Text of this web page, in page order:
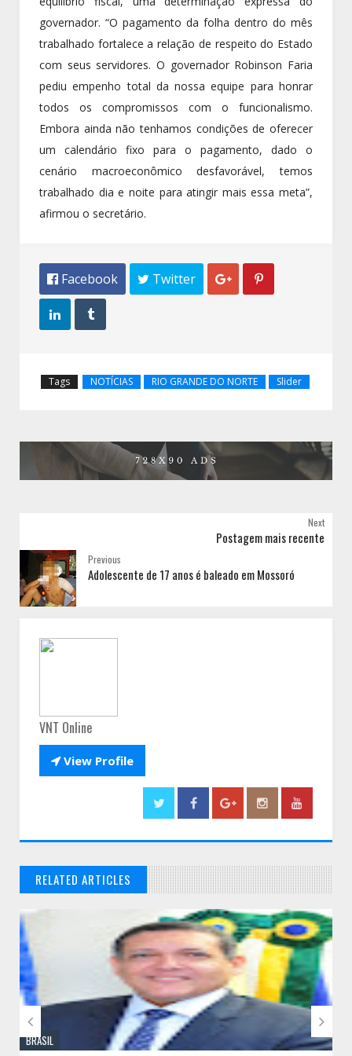
governador. “O pagamento da folha dentro do mês
trabalhado fortalece a relação de respeito do Estado
com seus servidores. O governador Robinson Faria
pediu empenho total da nossa equipe para honrar
todos os compromissos com o funcionalismo.
Embora ainda não tenhamos condições de oferecer
um calendário fixo para o pagamento, dado o
cenário macroeconômico desfavorável, temos
trabalhado dia e noite para atingir mais essa meta”,
afirmou o secretário.
 Facebook  Twitter  
 
Tags NOTÍCIAS RIO GRANDE DO NORTE Slider
Next
Postagem mais recente
Previous
Adolescente de 17 anos é baleado em Mossoró
VNT Online
View Profile
RELATED ARTICLES
// THATS WHAT YOU MIGHT BE LOOKING FOR
BRASIL
 